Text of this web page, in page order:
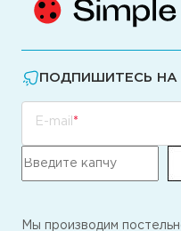
ПОДПИШИТЕСЬ НА
E-mail
Мы производим